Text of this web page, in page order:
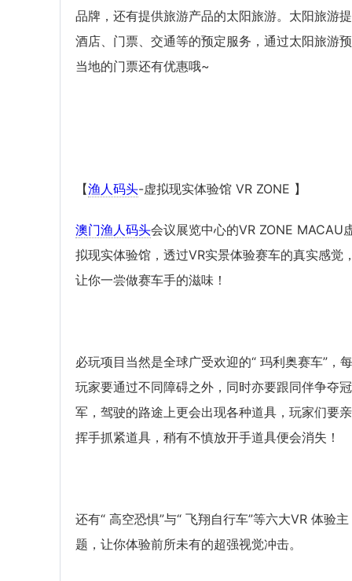
品牌，还有提供旅游产品的太阳旅游。太阳旅游
酒店、门票、交通等的预定服务，通过太阳旅游
当地的门票还有优惠哦~
【渔人码头-虚拟现实体验馆 VR ZONE 】
澳门渔人码头会议展览中心的VR ZONE MACAU
拟现实体验馆，透过VR实景体验赛车的真实感觉
让你一尝做赛车手的滋味！
必玩项目当然是全球广受欢迎的“ 玛利奥赛车”，
玩家要通过不同障碍之外，同时亦要跟同伴争夺冠
军，驾驶的路途上更会出现各种道具，玩家们要
挥手抓紧道具，稍有不慎放开手道具便会消失！
还有“ 高空恐惧”与“ 飞翔自行车”等六大VR 体验主
题，让你体验前所未有的超强视觉冲击。